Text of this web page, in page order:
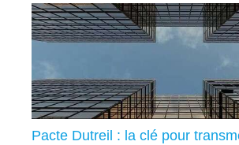
Pacte Dutreil : la clé pour